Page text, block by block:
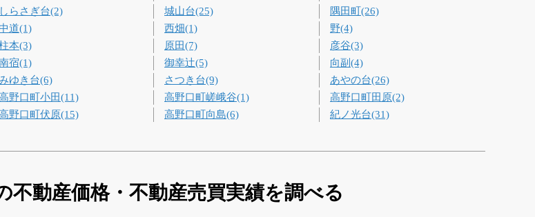
しらさぎ台(2) 城山台(25)
隅田町(26)
道(1) 西畑(1)
野(4)
本(3) 原田(7)
彦谷(3)
宿(1) 御幸辻(5)
向副(4)
ゆき台(6) さつき台(9)
あやの台(26)
野口町小田(11) 高野口町嵯峨谷(1)
高野口町田原(2)
野口町伏原(15) 高野口町向島(6) 紀ノ光台(31)
不動産価格・不動産売買実績を調べる